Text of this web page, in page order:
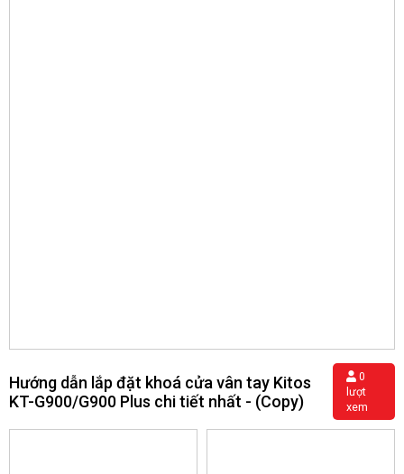
Hướng dẫn lắp đặt khoá cửa vân tay Kitos
KT-G900/G900 Plus chi tiết nhất - (Copy)
0
lượt
xem